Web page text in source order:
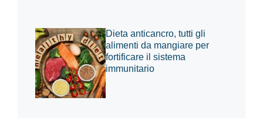
Dieta anticancro, tutti gli
alimenti da mangiare per
fortificare il sistema
immunitario